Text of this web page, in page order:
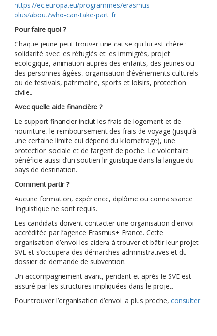
https://ec.europa.eu/programmes/erasmus-
plus/about/who-can-take-part_fr
Pour faire quoi ?
Chaque jeune peut trouver une cause qui lui est chère :
solidarité avec les réfugiés et les immigrés, projet
écologique, animation auprès des enfants, des jeunes ou
des personnes âgées, organisation d’événements culturels
ou de festivals, patrimoine, sports et loisirs, protection
civile..
Avec quelle aide financière ?
Le support financier inclut les frais de logement et de
nourriture, le remboursement des frais de voyage (jusqu’à
une certaine limite qui dépend du kilométrage), une
protection sociale et de l’argent de poche. Le volontaire
bénéficie aussi d’un soutien linguistique dans la langue du
pays de destination.
Comment partir ?
Aucune formation, expérience, diplôme ou connaissance
linguistique ne sont requis.
Les candidats doivent contacter une organisation d'envoi
accréditée par l’agence Erasmus+ France. Cette
organisation d’envoi les aidera à trouver et bâtir leur projet
SVE et s’occupera des démarches administratives et du
dossier de demande de subvention.
Un accompagnement avant, pendant et après le SVE est
assuré par les structures impliquées dans le projet.
Pour trouver l’organisation d’envoi la plus proche, consulter